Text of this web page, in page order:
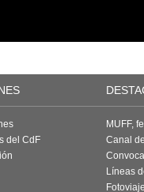
del CdF
MUFF,
Canal
Líneas